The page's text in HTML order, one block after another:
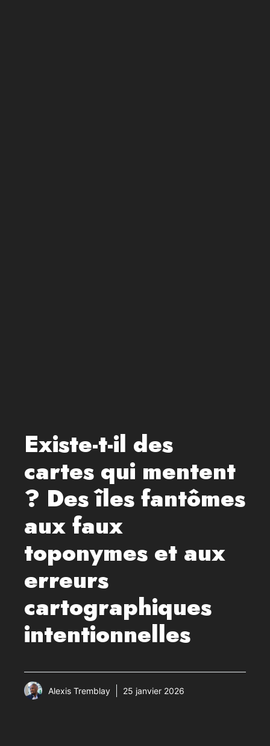
Existe-t-il des
cartes qui mentent
? Des îles fantômes
aux faux
toponymes et aux
erreurs
cartographiques
intentionnelles
Alexis Tremblay 25 janvier 2026